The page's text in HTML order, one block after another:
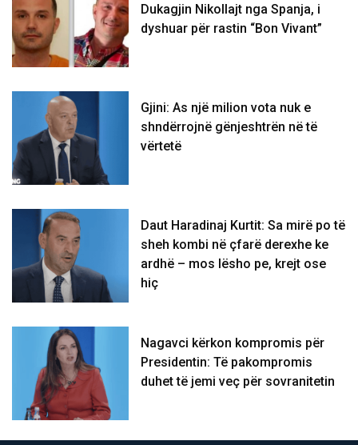
Dukagjin Nikollajt nga Spanja, i
dyshuar për rastin “Bon Vivant”
Gjini: As një milion vota nuk e
shndërrojnë gënjeshtrën në të
vërtetë
Daut Haradinaj Kurtit: Sa mirë po të
sheh kombi në çfarë derexhe ke
ardhë – mos lësho pe, krejt ose
hiç
Nagavci kërkon kompromis për
Presidentin: Të pakompromis
duhet të jemi veç për sovranitetin